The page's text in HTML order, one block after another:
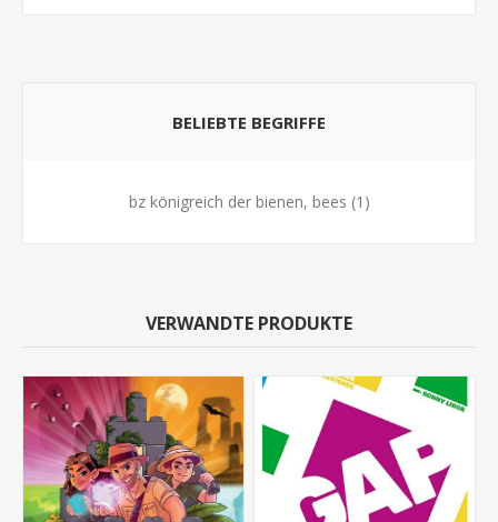
BELIEBTE BEGRIFFE
bz königreich der bienen, bees (1)
VERWANDTE PRODUKTE